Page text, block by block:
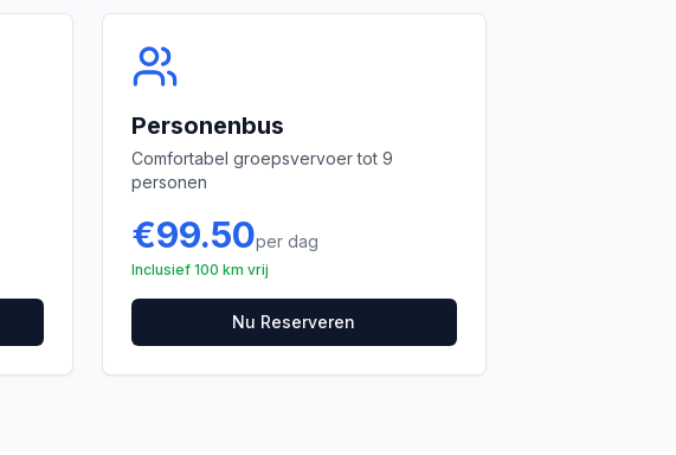
Personenbus
Comfortabel groepsvervoer tot 9
personen
€99.50per dag
Inclusief 100 km vrij
Nu Reserveren